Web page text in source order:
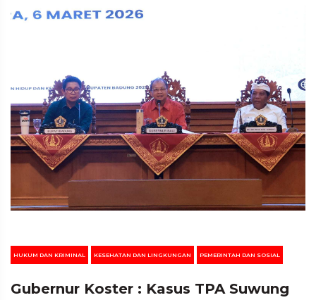
HUKUM DAN KRIMINAL KESEHATAN DAN LINGKUNGAN PEMERINTAH DAN SOSIAL
Gubernur Koster : Kasus TPA Suwung